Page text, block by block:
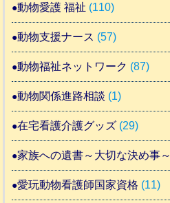
動物愛護 福祉 (110)
動物支援ナース (57)
動物福祉ネットワーク (87)
動物関係進路相談 (1)
在宅看護介護グッズ (29)
家族への遺書～大切な決め事～
愛玩動物看護師国家資格 (11)